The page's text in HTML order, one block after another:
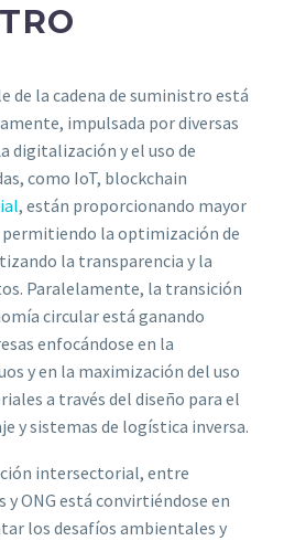
de la cadena de suministro está
impulsada por diversas
digitalización y el uso de
como IoT, blockchain
, están proporcionando mayor
la optimización de
la transparencia y la
Paralelamente, la transición
circular está ganando
enfocándose en la
y en la maximización del uso
a través del diseño para el
y sistemas de logística inversa.
intersectorial, entre
y ONG está convirtiéndose en
los desafíos ambientales y